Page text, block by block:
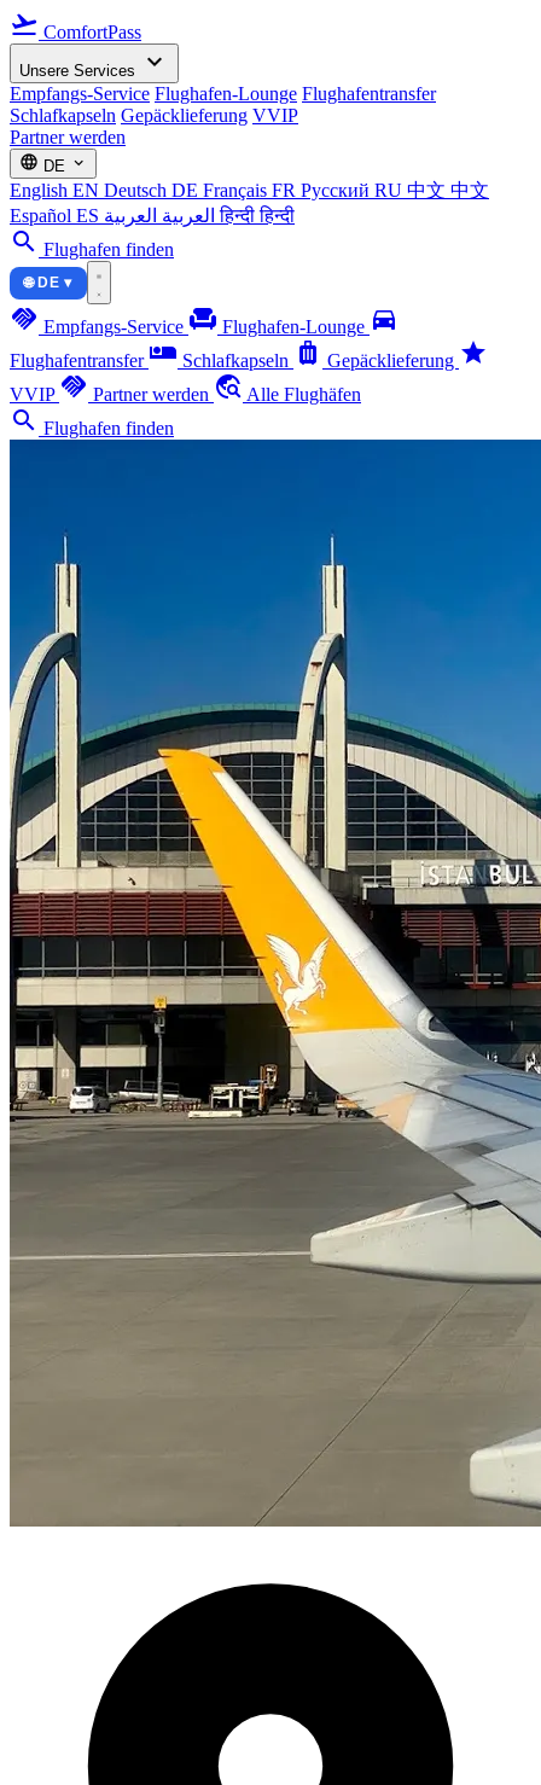
flight_takeoff ComfortPass
Unsere Services expand_more
Empfangs-Service Flughafen-Lounge Flughafentransfer
Schlafkapseln Gepäcklieferung VVIP
Partner werden
language DE expand_more
English EN Deutsch DE Français FR Русский RU 中文 中文
Español ES العربية العربية हिन्दीहिन्दी
search Flughafen finden
🌐 DE ▾
handshake Empfangs-Service chair Flughafen-Lounge directions_car
Flughafentransfer airline_seat_individual_suite Schlafkapseln luggage Gepäcklieferung star
VVIP handshake Partner werden travel_explore Alle Flughäfen
search Flughafen finden